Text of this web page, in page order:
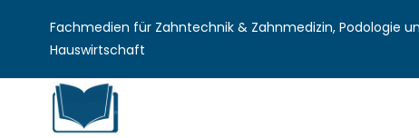
Fachmedien für Zahntechnik & Zahnmedizin, Podologie
Hauswirtschaft